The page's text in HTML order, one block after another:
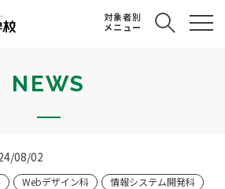
対象者別
メニュー
NEWS
08/02
Webデザイン科
情報システム開発科